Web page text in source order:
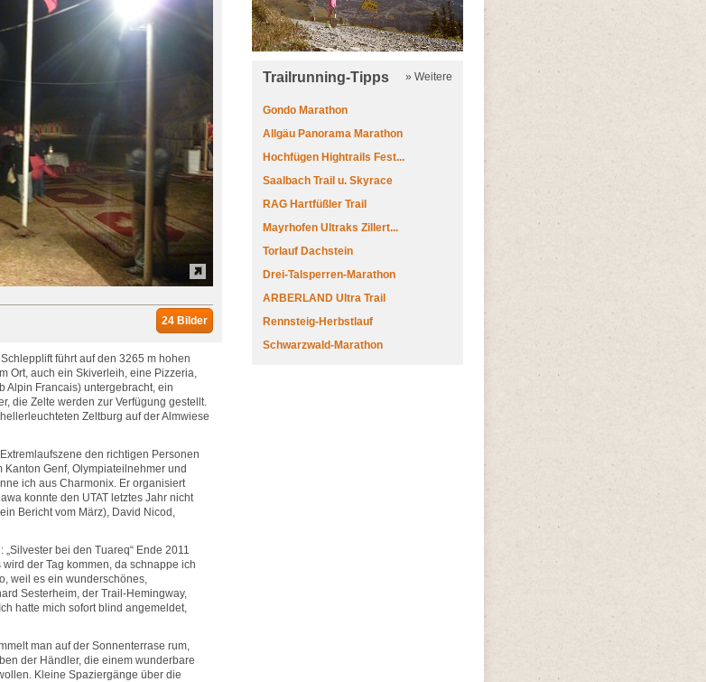
24 Bilder
führt auf den 3265 m hohen
Ort, auch ein Skiverleih, eine Pizzeria,
Alpin Francais) untergebracht, ein
die Zelte werden zur Verfügung gestellt.
Zeltburg auf der Almwiese
den richtigen Personen
Genf, Olympiateilnehmer und
ich aus Charmonix. Er organisiert
konnte den UTAT letztes Jahr nicht
Bericht vom März), David Nicod,
bei den Tuareq“ Ende 2011
der Tag kommen, da schnappe ich
weil es ein wunderschönes,
Sesterheim, der Trail-Hemingway,
hatte mich sofort blind angemeldet,
man auf der Sonnenterrase rum,
der Händler, die einem wunderbare
Kleine Spaziergänge über die
Trailrunning-Tipps » Weitere
Gondo Marathon
Allgäu Panorama Marathon
Hochfügen Hightrails Fest...
Saalbach Trail u. Skyrace
RAG Hartfüßler Trail
Mayrhofen Ultraks Zillert...
Torlauf Dachstein
Drei-Talsperren-Marathon
ARBERLAND Ultra Trail
Rennsteig-Herbstlauf
Schwarzwald-Marathon